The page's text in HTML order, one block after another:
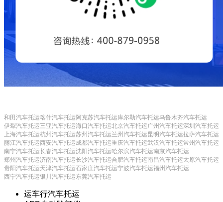
和田汽车托运喀什汽车托运阿克苏汽车托运库尔勒汽车托运乌鲁木齐汽车托运
伊犁汽车托运三亚汽车托运海口汽车托运北京汽车托运广州汽车托运深圳汽车托运
上海汽车托运杭州汽车托运苏州汽车托运兰州汽车托运昆明汽车托运拉萨汽车托运
丽江汽车托运西安汽车托运成都汽车托运重庆汽车托运武汉汽车托运常州汽车托运
南宁汽车托运长春汽车托运沈阳汽车托运哈尔滨汽车托运南京汽车托运
郑州汽车托运济南汽车托运长沙汽车托运合肥汽车托运南昌汽车托运太原汽车托运
贵阳汽车托运天津汽车托运石家庄汽车托运宁波汽车托运福州汽车托运
西宁汽车托运银川汽车托运东莞汽车托运
运车行汽车托运